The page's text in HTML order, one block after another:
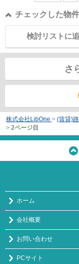
チェックした物
検討リストに
さ
株式会社LibOne > (賃貸)
> 2ページ目
ホーム
会社概要
お問い合わせ
PCサイト